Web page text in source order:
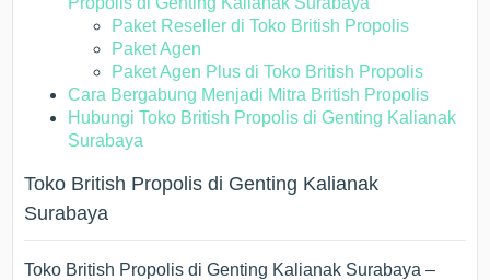
Paket Reseller di Toko British Propolis
Paket Agen
Paket Agen Plus di Toko British Propolis
Cara Bergabung Menjadi Mitra British Propolis
Hubungi Toko British Propolis di Genting Kalianak
Surabaya
Toko British Propolis di Genting Kalianak
Surabaya
Toko British Propolis di Genting Kalianak Surabaya –